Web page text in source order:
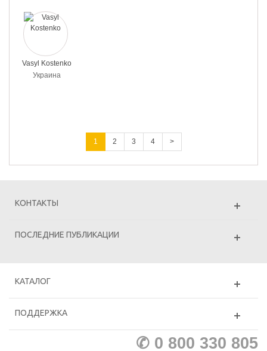
Vasyl Kostenko
Украина
1 2 3 4 >
КОНТАКТЫ
ПОСЛЕДНИЕ ПУБЛИКАЦИИ
КАТАЛОГ
ПОДДЕРЖКА
✆ 0 800 330 805